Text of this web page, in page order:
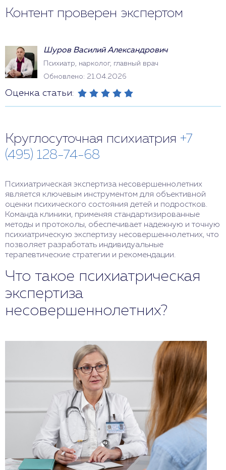
Контент проверен экспертом
Шуров Василий Александрович
Психиатр, нарколог, главный врач
Обновлено: 21.04.2026
Оценка статьи:
Круглосуточная психиатрия +7
(495) 128-74-68
Психиатрическая экспертиза несовершеннолетних
является ключевым инструментом для объективной
оценки психического состояния детей и подростков.
Команда клиники, применяя стандартизированные
методы и протоколы, обеспечивает надежную и точную
психиатрическую экспертизу несовершеннолетних, что
позволяет разработать индивидуальные
терапевтические стратегии и рекомендации.
Что такое психиатрическая
экспертиза
несовершеннолетних?